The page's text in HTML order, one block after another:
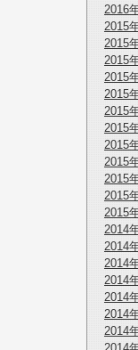
2016
2015
2015
2015
2015
2015
2015
2015
2015
2015
2015
2015
2015
2014
2014
2014
2014
2014
2014
2014